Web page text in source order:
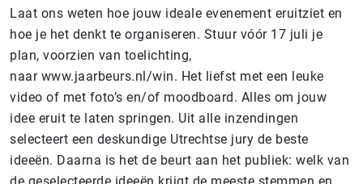
Laat ons weten hoe jouw ideale evenement eruitziet en
hoe je het denkt te organiseren. Stuur vóór 17 juli je
plan, voorzien van toelichting,
naar www.jaarbeurs.nl/win. Het liefst met een leuke
video of met foto’s en/of moodboard. Alles om jouw
idee eruit te laten springen. Uit alle inzendingen
selecteert een deskundige Utrechtse jury de beste
ideeën. Daarna is het de beurt aan het publiek: welk van
de geselecteerde ideeën krijgt de meeste stemmen en